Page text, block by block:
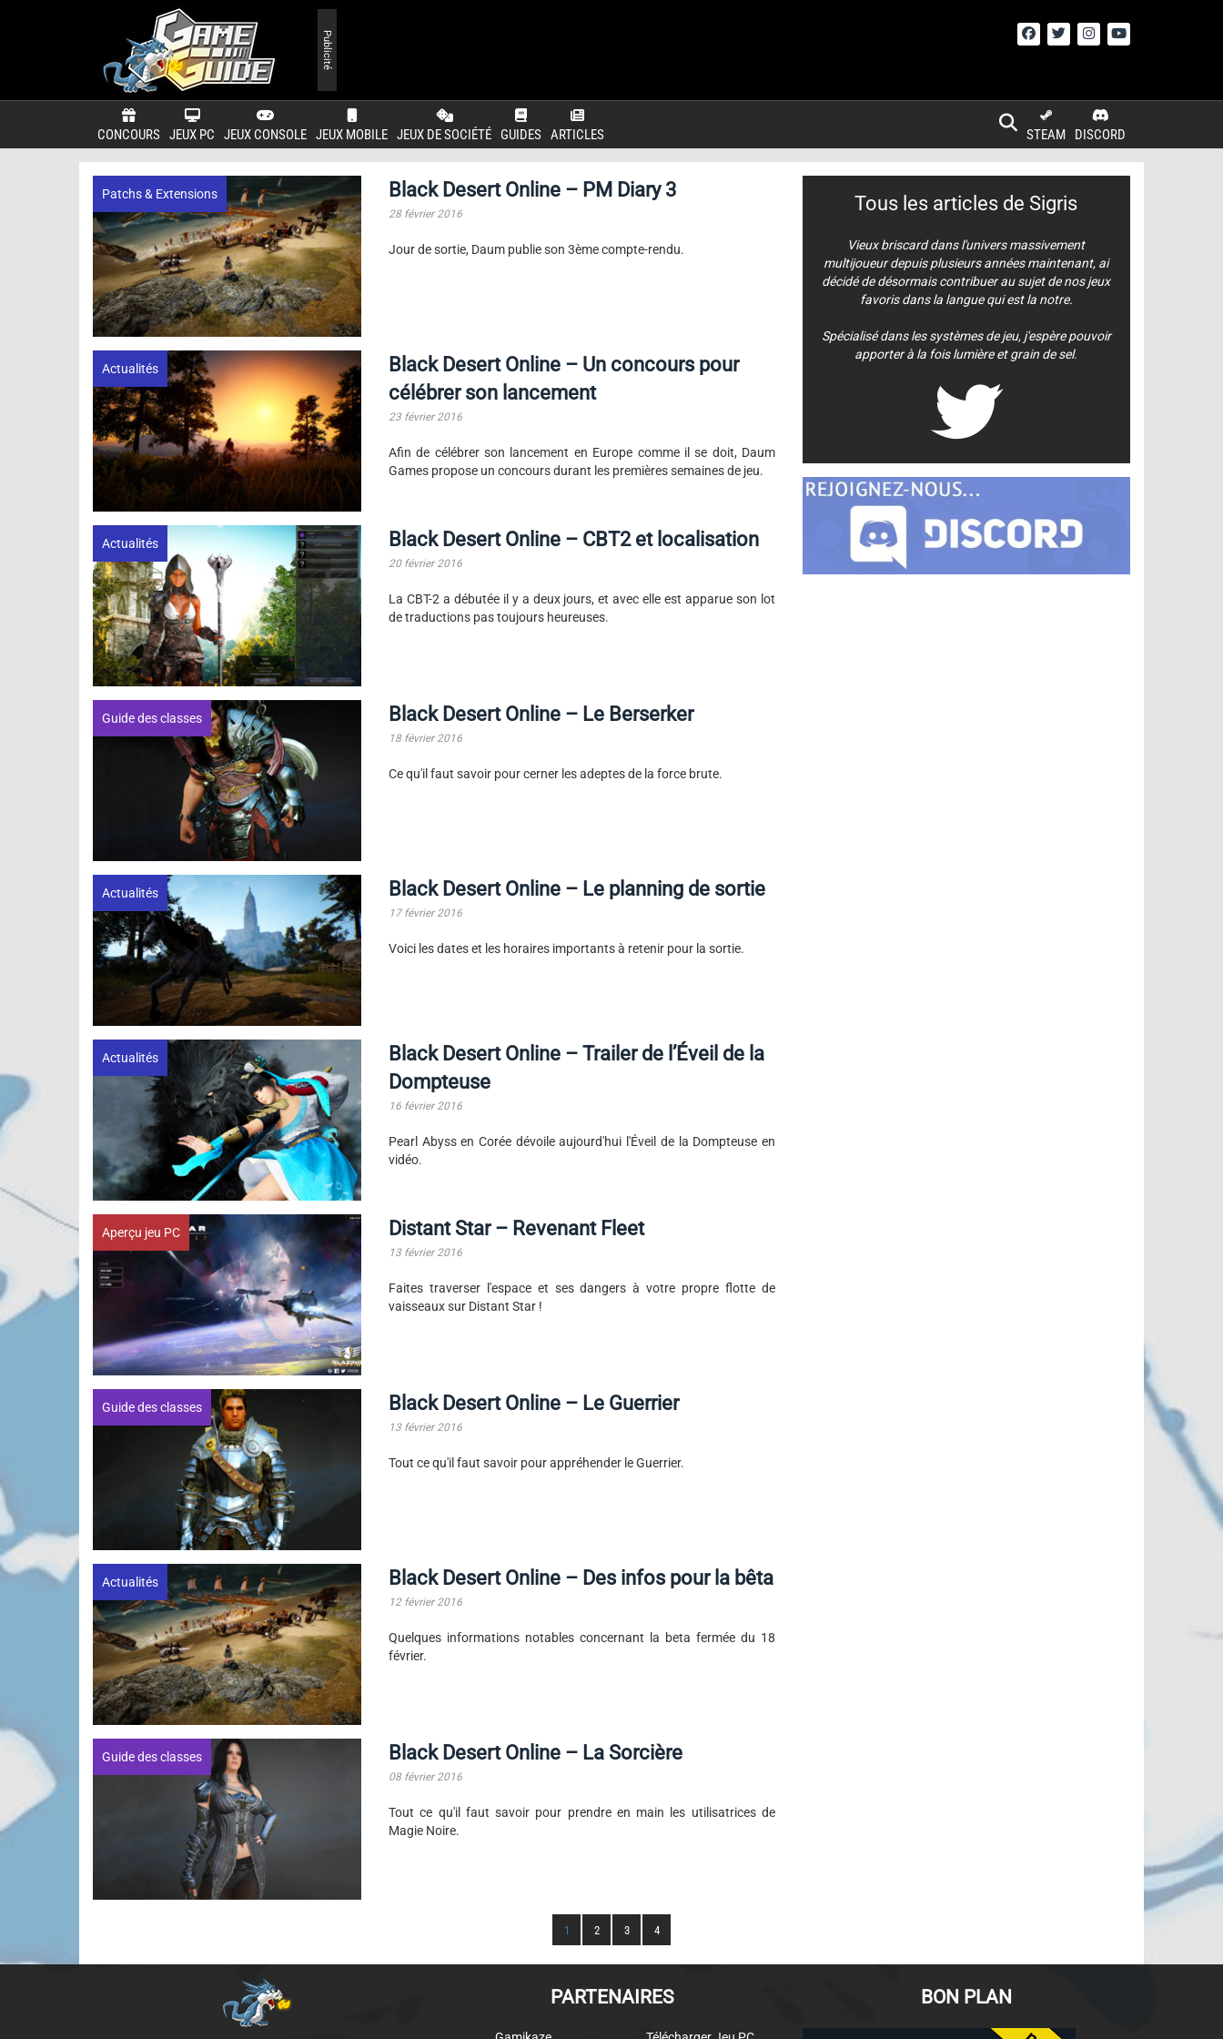
CONCOURS JEUX PC JEUX CONSOLE JEUX MOBILE JEUX DE SOCIÉTÉ GUIDES ARTICLES DISCORD
STEAM
Publicité
Patchs & Extensions Black Desert Online – PM Diary 3
28 février 2016
Jour de sortie, Daum publie son 3ème compte-rendu.
Actualités
Black Desert Online – Un concours pour
célébrer son lancement
23 février 2016
Afin de célébrer son lancement en Europe comme il se doit, Daum
Games propose un concours durant les premières semaines de jeu.
Actualités Black Desert Online – CBT2 et localisation
20 février 2016
La CBT-2 a débutée il y a deux jours, et avec elle est apparue son lot
de traductions pas toujours heureuses.
Guide des classes Black Desert Online – Le Berserker
18 février 2016
Ce qu'il faut savoir pour cerner les adeptes de la force brute.
Actualités Black Desert Online – Le planning de sortie
17 février 2016
Voici les dates et les horaires importants à retenir pour la sortie.
Actualités
Black Desert Online – Trailer de l’Éveil de la
Dompteuse
16 février 2016
Pearl Abyss en Corée dévoile aujourd'hui l'Éveil de la Dompteuse en
vidéo.
Aperçu jeu PC Distant Star – Revenant Fleet
13 février 2016
Faites traverser l'espace et ses dangers à votre propre flotte de
vaisseaux sur Distant Star !
Guide des classes Black Desert Online – Le Guerrier
13 février 2016
Tout ce qu'il faut savoir pour appréhender le Guerrier.
Actualités Black Desert Online – Des infos pour la bêta
12 février 2016
Quelques informations notables concernant la beta fermée du 18
février.
Guide des classes Black Desert Online – La Sorcière
08 février 2016
Tout ce qu'il faut savoir pour prendre en main les utilisatrices de
Magie Noire.
Tous les articles de Sigris
Vieux briscard dans l'univers massivement
multijoueur depuis plusieurs années maintenant, ai
décidé de désormais contribuer au sujet de nos jeux
favoris dans la langue qui est la notre.
Spécialisé dans les systèmes de jeu, j'espère pouvoir
apporter à la fois lumière et grain de sel.
1 2 3 4
PARTENAIRES BON PLAN